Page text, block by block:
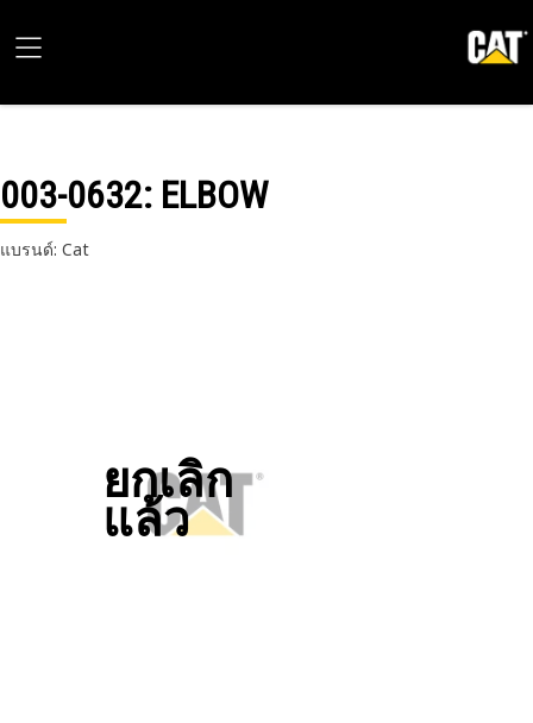
003-0632: ELBOW
แบรนด์: Cat
ยกเลิก
แล้ว